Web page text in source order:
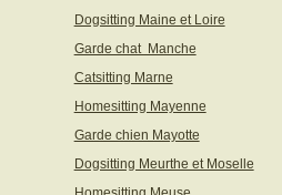
Dogsitting Maine et Loire
Garde chat Manche
Catsitting Marne
Homesitting Mayenne
Garde chien Mayotte
Dogsitting Meurthe et Moselle